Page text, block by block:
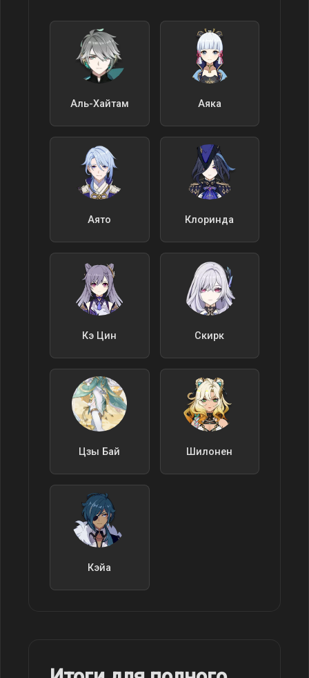
Аль-Хайтам Аяка
Аято Клоринда
Кэ Цин Скирк
Цзы Бай Шилонен
Кэйа